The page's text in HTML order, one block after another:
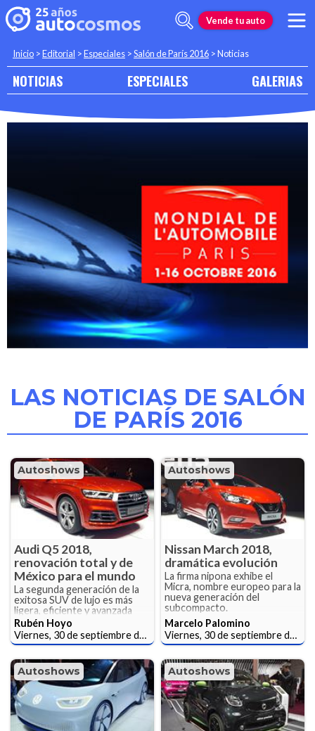
Vende tu auto
Inicio >Editorial >Especiales >Salón de París 2016 >Noticias
NOTICIAS ESPECIALES GALERIAS
LAS NOTICIAS DE SALÓN
DE PARÍS 2016
Autoshows
Audi Q5 2018,
renovación total y de
México para el mundo
La segunda generación de la
exitosa SUV de lujo es más
ligera, eficiente y avanzada
Rubén Hoyo
Viernes, 30 de septiembre de 2016
Autoshows
Nissan March 2018,
dramática evolución
La firma nipona exhibe el
Micra, nombre europeo para la
nueva generación del
subcompacto.
Marcelo Palomino
Viernes, 30 de septiembre de 2016
Autoshows Autoshows